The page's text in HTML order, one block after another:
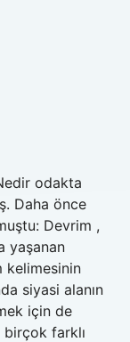
odakta
Daha önce
Devrim ,
yaşanan
kelimesinin
siyasi alanın
için de
birçok farklı